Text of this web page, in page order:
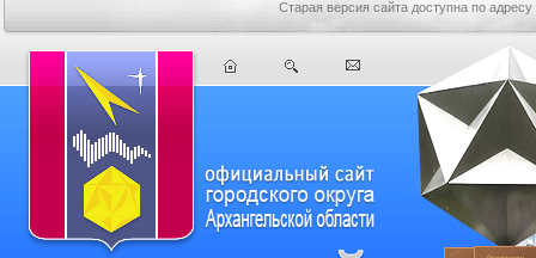
Старая версия сайта доступна по адресу